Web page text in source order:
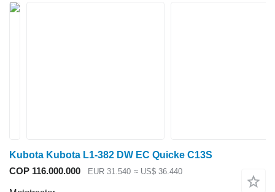
Kubota Kubota L1-382 DW EC Quicke C13S
COP 116.000.000
EUR 31.540 ≈ US$ 36.440